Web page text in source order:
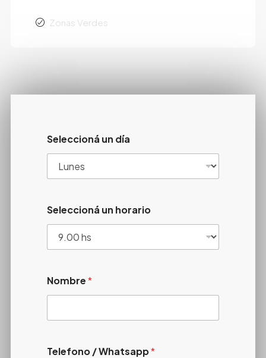
Zonas Verdes
Seleccioná un día
Seleccioná un horario
Nombre*
Telefono / Whatsapp*